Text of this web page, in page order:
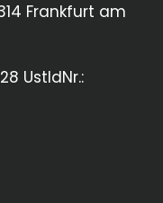
Frankfurt am
UstIdNr.: